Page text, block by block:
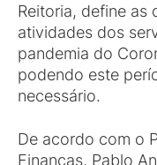
Reitoria, define as
atividades dos
pandemia do
podendo este
necessário.
De acordo com o
Finanças, Pablo